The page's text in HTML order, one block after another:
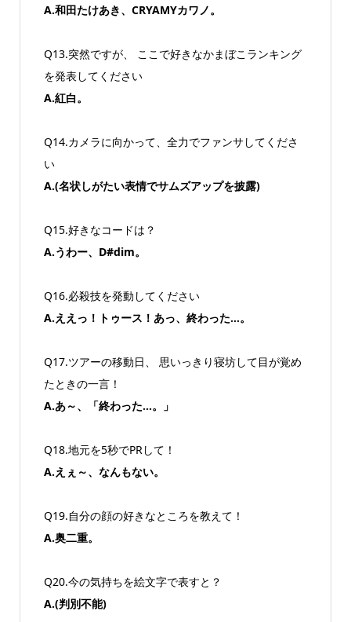
A.和田たけあき、CRYAMYカワノ。
Q13.突然ですが、 ここで好きなかまぼこランキング
を発表してください
A.紅白。
Q14.カメラに向かって、全力でファンサしてくださ
い
A.(名状しがたい表情でサムズアップを披露)
Q15.好きなコードは？
A.うわー、D#dim。
Q16.必殺技を発動してください
A.ええっ！トゥース！あっ、終わった…。
Q17.ツアーの移動日、 思いっきり寝坊して目が覚め
たときの一言！
A.あ～、「終わった…。」
Q18.地元を5秒でPRして！
A.えぇ～、なんもない。
Q19.自分の顔の好きなところを教えて！
A.奥二重。
Q20.今の気持ちを絵文字で表すと？
A.(判別不能)